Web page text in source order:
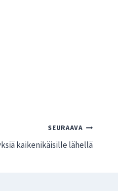
SEURAAVA
kaikenikäisille lähellä